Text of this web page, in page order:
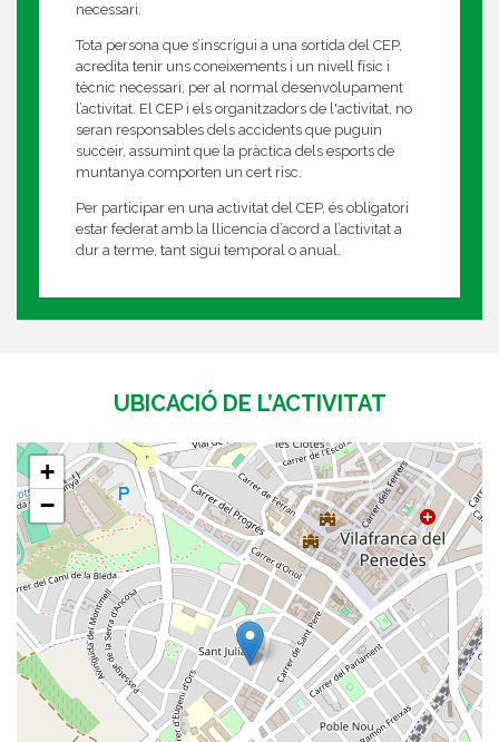
necessari.
Tota persona que s’inscrigui a una sortida del CEP,
acredita tenir uns coneixements i un nivell físic i
tècnic necessari, per al normal desenvolupament
l’activitat. El CEP i els organitzadors de l'activitat, no
seran responsables dels accidents que puguin
succeir, assumint que la pràctica dels esports de
muntanya comporten un cert risc.
Per participar en una activitat del CEP, és obligatori
estar federat amb la llicencia d’acord a l’activitat a
dur a terme, tant sigui temporal o anual.
UBICACIÓ DE L’ACTIVITAT
+
−